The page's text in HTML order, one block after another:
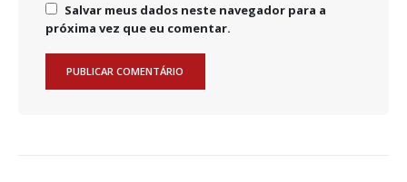
Salvar meus dados neste navegador para a
próxima vez que eu comentar.